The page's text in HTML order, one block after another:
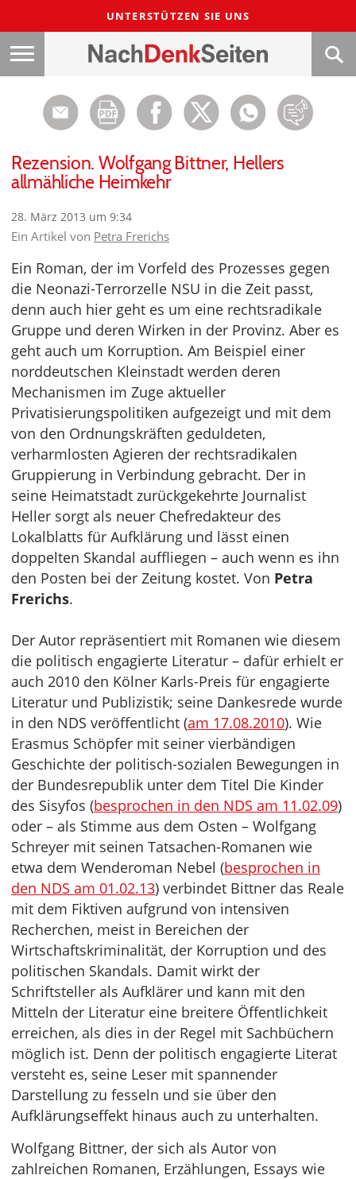
UNTERSTÜTZEN SIE UNS
Rezension. Wolfgang Bittner, Hellers
allmähliche Heimkehr
28. März 2013 um 9:34
Ein Artikel von Petra Frerichs
Ein Roman, der im Vorfeld des Prozesses gegen
die Neonazi-Terrorzelle NSU in die Zeit passt,
denn auch hier geht es um eine rechtsradikale
Gruppe und deren Wirken in der Provinz. Aber es
geht auch um Korruption. Am Beispiel einer
norddeutschen Kleinstadt werden deren
Mechanismen im Zuge aktueller
Privatisierungspolitiken aufgezeigt und mit dem
von den Ordnungskräften geduldeten,
verharmlosten Agieren der rechtsradikalen
Gruppierung in Verbindung gebracht. Der in
seine Heimatstadt zurückgekehrte Journalist
Heller sorgt als neuer Chefredakteur des
Lokalblatts für Aufklärung und lässt einen
doppelten Skandal auffliegen – auch wenn es ihn
den Posten bei der Zeitung kostet. Von Petra
Frerichs.
Der Autor repräsentiert mit Romanen wie diesem
die politisch engagierte Literatur – dafür erhielt er
auch 2010 den Kölner Karls-Preis für engagierte
Literatur und Publizistik; seine Dankesrede wurde
in den NDS veröffentlicht (am 17.08.2010). Wie
Erasmus Schöpfer mit seiner vierbändigen
Geschichte der politisch-sozialen Bewegungen in
der Bundesrepublik unter dem Titel Die Kinder
des Sisyfos (besprochen in den NDS am 11.02.09)
oder – als Stimme aus dem Osten – Wolfgang
Schreyer mit seinen Tatsachen-Romanen wie
etwa dem Wenderoman Nebel (besprochen in
den NDS am 01.02.13) verbindet Bittner das Reale
mit dem Fiktiven aufgrund von intensiven
Recherchen, meist in Bereichen der
Wirtschaftskriminalität, der Korruption und des
politischen Skandals. Damit wirkt der
Schriftsteller als Aufklärer und kann mit den
Mitteln der Literatur eine breitere Öffentlichkeit
erreichen, als dies in der Regel mit Sachbüchern
möglich ist. Denn der politisch engagierte Literat
versteht es, seine Leser mit spannender
Darstellung zu fesseln und sie über den
Aufklärungseffekt hinaus auch zu unterhalten.
Wolfgang Bittner, der sich als Autor von
zahlreichen Romanen, Erzählungen, Essays wie